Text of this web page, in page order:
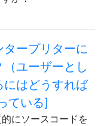
ープリターに
ユーザーとし
にはどうすれば
ている]
にソースコードを